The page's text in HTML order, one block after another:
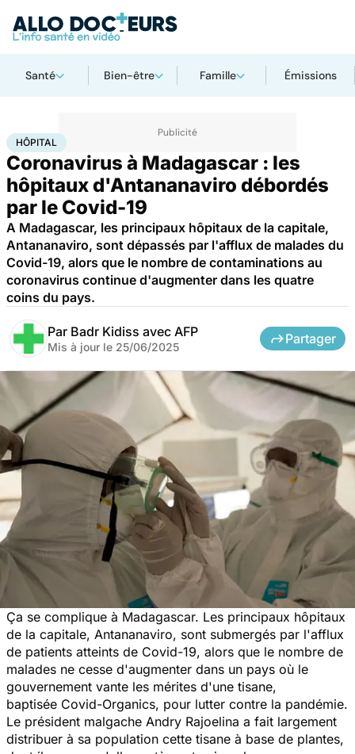
Santé Bien-être Famille Émissions
AccueilSanté Maladies infectieuses
HÔPITAL
Coronavirus à Madagascar : les
hôpitaux d'Antananaviro débordés
par le Covid-19
A Madagascar, les principaux hôpitaux de la capitale,
Antananaviro, sont dépassés par l'afflux de malades du
Covid-19, alors que le nombre de contaminations au
coronavirus continue d'augmenter dans les quatre
coins du pays.
Par Badr Kidiss avec AFP
Mis à jour le 25/06/2025
Partager
Ça se complique à Madagascar. Les principaux hôpitaux
de la capitale, Antananaviro, sont submergés par l'afflux
de patients atteints de Covid-19, alors que le nombre de
malades ne cesse d'augmenter dans un pays où le
gouvernement vante les mérites d'une tisane,
baptisée Covid-Organics, pour lutter contre la pandémie.
Le président malgache Andry Rajoelina a fait largement
distribuer à sa population cette tisane à base de plantes,